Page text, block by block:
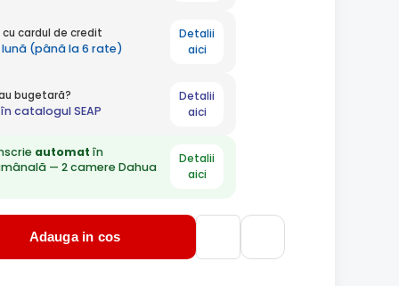
cardul de credit
lună (până la 6 rate)
Detalii
aici
bugetară?
catalogul SEAP
Detalii
aici
automat în
— 2 camere Dahua
Detalii
aici
Adauga in cos